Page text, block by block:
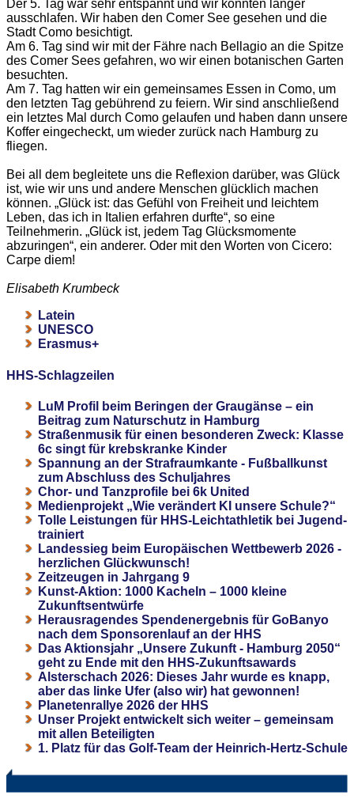
Der 5. Tag war sehr entspannt und wir konnten länger
ausschlafen. Wir haben den Comer See gesehen und die
Stadt Como besichtigt.
Am 6. Tag sind wir mit der Fähre nach Bellagio an die Spitze
des Comer Sees gefahren, wo wir einen botanischen Garten
besuchten.
Am 7. Tag hatten wir ein gemeinsames Essen in Como, um
den letzten Tag gebührend zu feiern. Wir sind anschließend
ein letztes Mal durch Como gelaufen und haben dann unsere
Koffer eingecheckt, um wieder zurück nach Hamburg zu
fliegen.
Bei all dem begleitete uns die Reflexion darüber, was Glück
ist, wie wir uns und andere Menschen glücklich machen
können. „Glück ist: das Gefühl von Freiheit und leichtem
Leben, das ich in Italien erfahren durfte“, so eine
Teilnehmerin. „Glück ist, jedem Tag Glücksmomente
abzuringen“, ein anderer. Oder mit den Worten von Cicero:
Carpe diem!
Elisabeth Krumbeck
Latein
UNESCO
Erasmus+
HHS-Schlagzeilen
LuM Profil beim Beringen der Graugänse – ein
Beitrag zum Naturschutz in Hamburg
Straßenmusik für einen besonderen Zweck: Klasse
6c singt für krebskranke Kinder
Spannung an der Strafraumkante - Fußballkunst
zum Abschluss des Schuljahres
Chor- und Tanzprofile bei 6k United
Medienprojekt „Wie verändert KI unsere Schule?“
Tolle Leistungen für HHS-Leichtathletik bei Jugend-
trainiert
Landessieg beim Europäischen Wettbewerb 2026 -
herzlichen Glückwunsch!
Zeitzeugen in Jahrgang 9
Kunst-Aktion: 1000 Kacheln – 1000 kleine
Zukunftsentwürfe
Herausragendes Spendenergebnis für GoBanyo
nach dem Sponsorenlauf an der HHS
Das Aktionsjahr „Unsere Zukunft - Hamburg 2050“
geht zu Ende mit den HHS-Zukunftsawards
Alsterschach 2026: Dieses Jahr wurde es knapp,
aber das linke Ufer (also wir) hat gewonnen!
Planetenrallye 2026 der HHS
Unser Projekt entwickelt sich weiter – gemeinsam
mit allen Beteiligten
1. Platz für das Golf-Team der Heinrich-Hertz-Schule